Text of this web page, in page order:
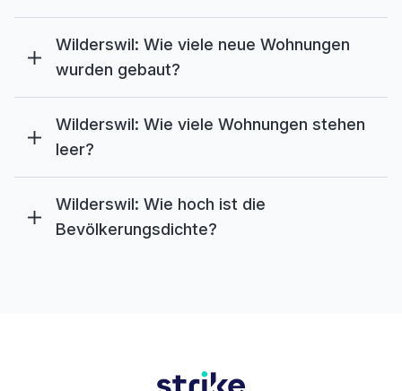
Wilderswil: Wie viele neue Wohnungen
wurden gebaut?
Wilderswil: Wie viele Wohnungen stehen
leer?
Wilderswil: Wie hoch ist die
Bevölkerungsdichte?